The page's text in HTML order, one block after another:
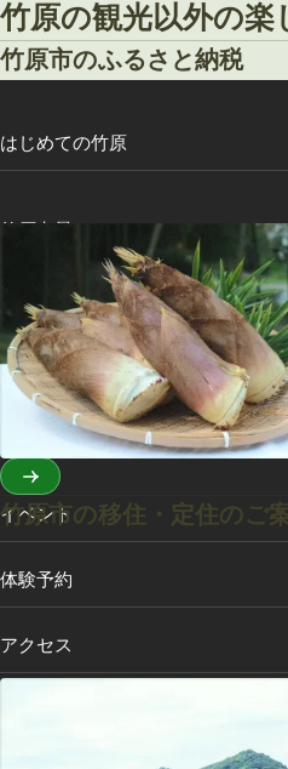
竹原の観光以外の楽
竹原市のふるさと納税
竹原市の移住・定住のご
はじめての竹原
モデルコース
特集
スポット・体験
イベント
体験予約
アクセス